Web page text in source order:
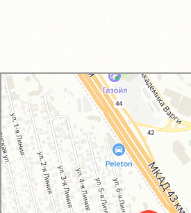
GM-City&VAG-Repair
Автосервис, автотехцентр в Москве
Магазин автозапчастей и автотоваров в Москве